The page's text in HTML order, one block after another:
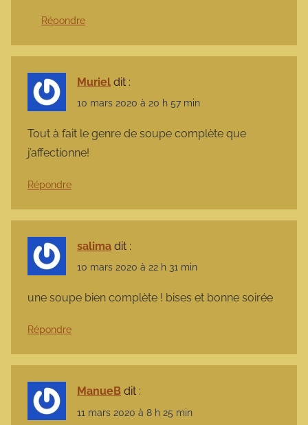
Répondre
Muriel dit :
10 mars 2020 à 20 h 57 min
Tout à fait le genre de soupe complète que
j’affectionne!
Répondre
salima dit :
10 mars 2020 à 22 h 31 min
une soupe bien complète ! bises et bonne soirée
Répondre
ManueB dit :
11 mars 2020 à 8 h 25 min